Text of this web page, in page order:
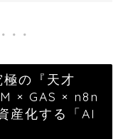
の『天才
× GAS × n8n
産化する「AI